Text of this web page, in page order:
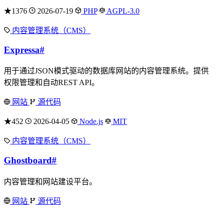
★1376 2026-07-19 PHP AGPL-3.0
内容管理系统（CMS）
Expressa#
用于通过JSON模式驱动的数据库网站的内容管理系统。提供
权限管理和自动REST API。
网站 源代码
★452 2026-04-05 Node.js MIT
内容管理系统（CMS）
Ghostboard#
内容管理和网站建设平台。
网站 源代码